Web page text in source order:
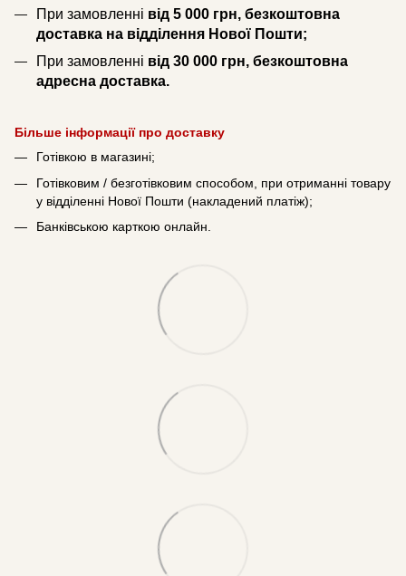
При замовленні від 5 000 грн, безкоштовна
доставка на відділення Нової Пошти;
При замовленні від 30 000 грн, безкоштовна
адресна доставка.
Більше інформації про доставку
Готівкою в магазині;
Готівковим / безготівковим способом, при отриманні товару
у відділенні Нової Пошти (накладений платіж);
Банківською карткою онлайн.